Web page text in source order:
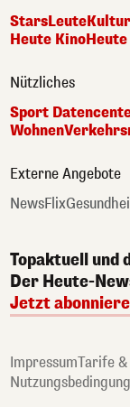
StarsLeuteKultur
Heute KinoHeute
Nützliches
Sport
Wohnen
Externe Angebote
NewsFlix
Topaktuell und
Der Heute-
Jetzt
ImpressumTarife